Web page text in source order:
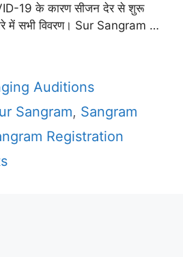
19 के कारण सीजन देर से शुरू
में सभी विवरण। Sur Sangram …
Auditions
Sangram, Sangram
Registration